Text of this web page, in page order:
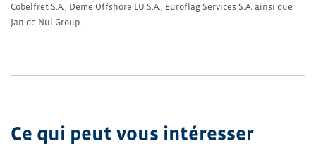
Cobelfret S.A., Deme Offshore LU S.A., Euroflag Services S.A. ainsi que
Jan de Nul Group.
Ce qui peut vous intéresser